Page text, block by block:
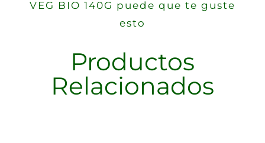
VEG BIO 140G puede que te guste
esto
Productos
Relacionados